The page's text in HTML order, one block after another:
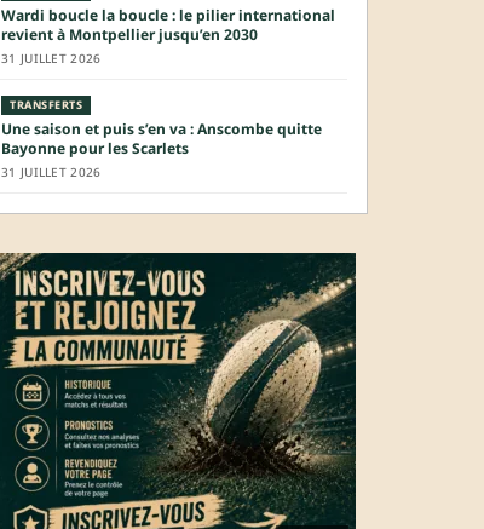
Wardi boucle la boucle : le pilier international
revient à Montpellier jusqu’en 2030
31 JUILLET 2026
TRANSFERTS
Une saison et puis s’en va : Anscombe quitte
Bayonne pour les Scarlets
31 JUILLET 2026